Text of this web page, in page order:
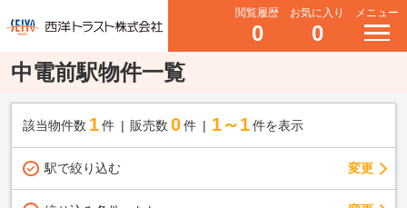
閲覧履歴
0
お気に入り
0
メニュー
中電前駅物件一覧
該当物件数 1件 販売数 0 件 1～1 件を表示
駅で絞り込む 変更